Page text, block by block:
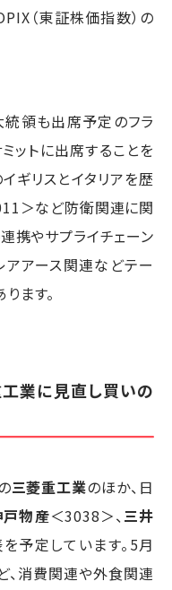
（東証株価指数）の
統領も出席予定のフラ
ットに出席することを
ギリスとイタリアを歴
＞など防衛関連に関
携やサプライチェーン
アース関連などテー
ます。
業に見直し買いの
三菱重工業のほか、日
物産＜3038＞、三井
予定しています。5月
、消費関連や外食関連